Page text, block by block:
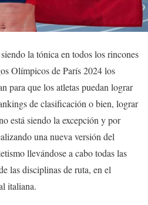
la tónica en todos los rincones
Olímpicos de París 2024 los
para que los atletas puedan lograr
de clasificación o bien, lograr
está siendo la excepción y por
una nueva versión del
llevándose a cabo todas las
las disciplinas de ruta, en el
italiana.